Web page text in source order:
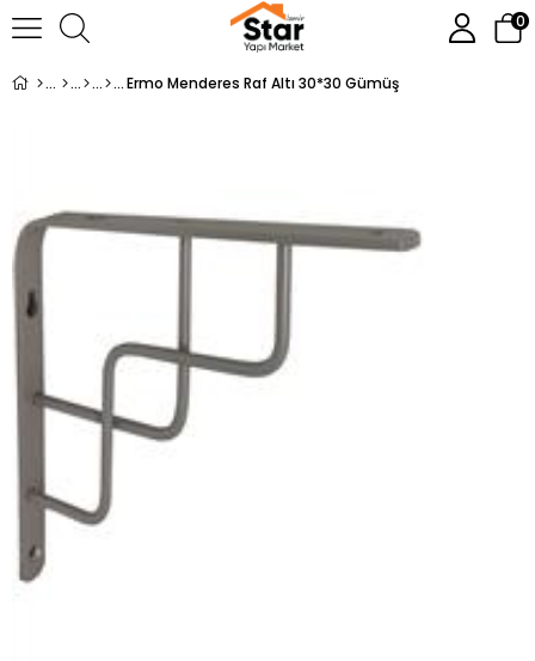
0
Ermo Menderes Raf Altı 30*30 Gümüş